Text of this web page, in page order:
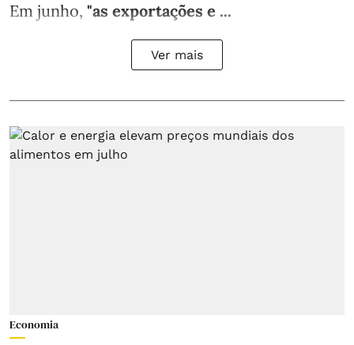
Em junho, "as exportações e ...
Ver mais
Economia